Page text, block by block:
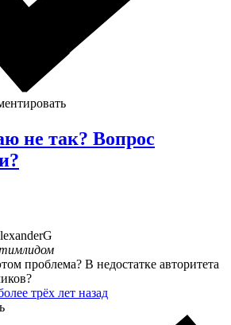
не так? Вопрос
проблема? В недостатке авторитета
трёх лет назад